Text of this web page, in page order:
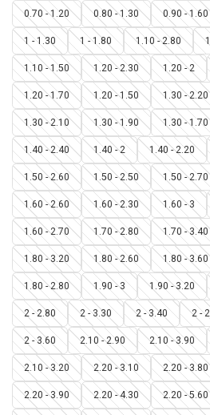
0.70 - 1.20 0.80 - 1.30 0.90 - 1.60
1 - 1.30 1 - 1.80 1.10 - 2.80
1.10 - 1.50 1.20 - 2.30 1.20 - 2
1.20 - 1.70 1.20 - 1.50 1.30 - 2.20
1.30 - 2.10 1.30 - 1.90 1.30 - 1.70
1.40 - 2.40 1.40 - 2 1.40 - 2.20
1.50 - 2.60 1.50 - 2.50 1.50 - 2.70
1.60 - 2.60 1.60 - 2.30 1.60 - 3
1.60 - 2.70 1.70 - 2.80 1.70 - 3.40
1.80 - 3.20 1.80 - 2.60 1.80 - 3.60
1.80 - 2.80 1.90 - 3 1.90 - 3.20
2 - 2.80 2 - 3.30 2 - 3.40 2 -
2 - 3.60 2.10 - 2.90 2.10 - 3.90
2.10 - 3.20 2.20 - 3.10 2.20 - 3.80
2.20 - 3.90 2.20 - 4.30 2.20 - 5.60